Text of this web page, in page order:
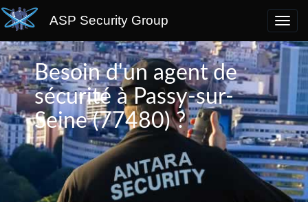
ASP Security Group
Besoin d'un agent de
sécurité à Passy-sur-
Seine (77480) ?